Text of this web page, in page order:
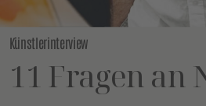
Künstlerinterview
11 Fragen an